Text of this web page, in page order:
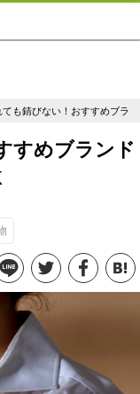
も錆びない！おすすめブラ
すめブランド